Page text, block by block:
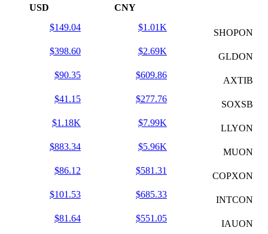
CNY
USD
SHOPON
$1.01K
$149.04
GLDON
$2.69K
$398.60
AXTIB
$609.86
$90.35
SOXSB
$277.76
$41.15
LLYON
$7.99K
$1.18K
MUON
$5.96K
$883.34
COPXON
$581.31
$86.12
INTCON
$685.33
$101.53
IAUON
$551.05
$81.64